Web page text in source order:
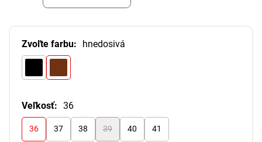
Zvoľte farbu: hnedosivá
Veľkosť: 36
36 37 38 39 40 41